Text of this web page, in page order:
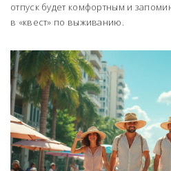
отпуск будет комфортным и
в «квест» по выживанию.